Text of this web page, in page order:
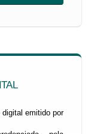
emitido por